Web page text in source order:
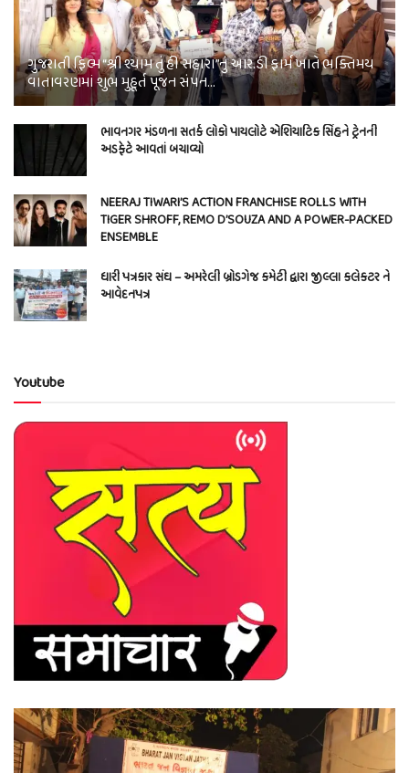
ગુજરાતી ફિલ્મ “શ્રી શ્યામ તું હી સહારા”નું આર.ડી ફાર્મ ખાતે ભક્તિમય
વાતાવરણમાં શુભ મુહૂર્ત પૂજન સંપન…
ભાવનગર મંડળના સતર્ક લોકો પાયલોટે એશિયાટિક સિંહને ટ્રેનની
અડફેટે આવતાં બચાવ્યો
NEERAJ TIWARI’S ACTION FRANCHISE ROLLS WITH
TIGER SHROFF, REMO D’SOUZA AND A POWER-PACKED
ENSEMBLE
ધારી પત્રકાર સંઘ – અમરેલી બ્રોડગેજ કમેટી દ્વારા જીલ્લા કલેકટર ને
આવેદનપત્ર
Youtube